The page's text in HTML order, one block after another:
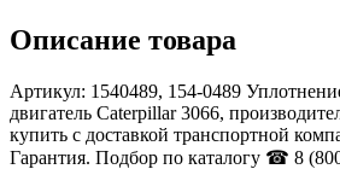
Описание товара
Артикул: 1540489, 154-0489
двигатель Caterpillar 3066,
купить с доставкой транспортной
Гарантия. Подбор по каталогу ☎ 8